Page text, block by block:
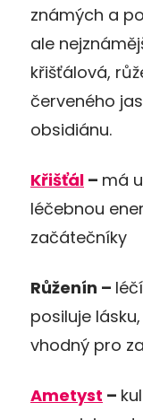
známých a
ale
křišťálová,
červeného
obsidiánu.
Křišťál – má
léčebnou
začátečníky
Růženín –
posiluje
vhodný pro
Ametyst –